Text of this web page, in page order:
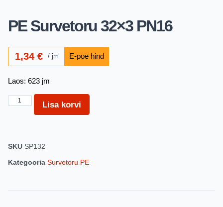
PE Survetoru 32×3 PN16
1,34€ jm
Laos: 623 jm
Lisa korvi
SKU SP132
Kategooria Survetoru PE